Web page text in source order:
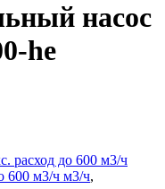
насос
he
расход до 600 м3/ч
600 м3/ч м3/ч,